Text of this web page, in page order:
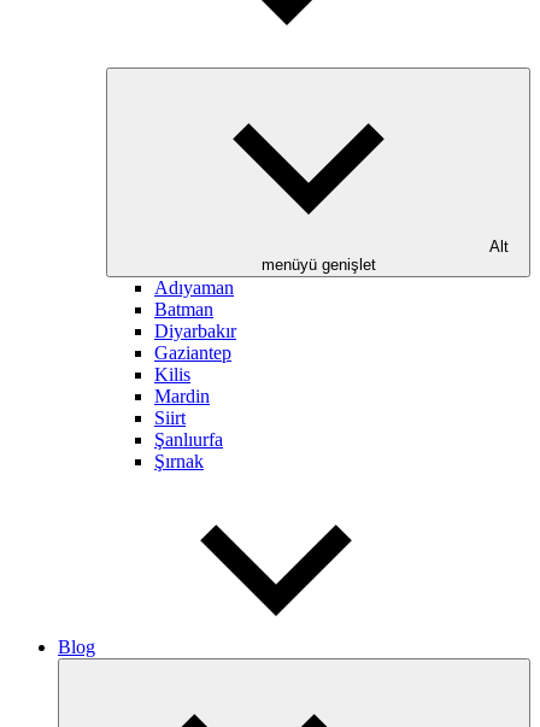
Alt
menüyü genişlet
Adıyaman
Batman
Diyarbakır
Gaziantep
Kilis
Mardin
Siirt
Şanlıurfa
Şırnak
Blog